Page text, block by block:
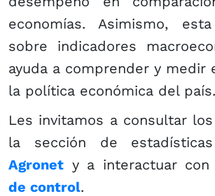
economías. Asimismo,
sobre indicadores
ayuda a comprender y medir
la política económica del país.
Les invitamos a consultar
la sección de
Agronet y a interactuar con
de control. ​